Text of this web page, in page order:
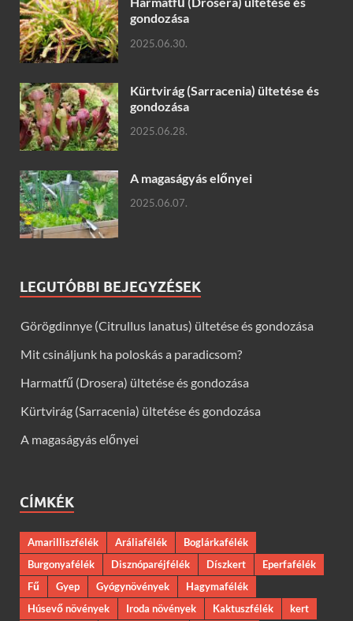
gondozása
2025.06.30.
Kürtvirág (Sarracenia) ültetése és
gondozása
2025.06.28.
A magaságyás előnyei
2025.06.07.
LEGUTÓBBI BEJEGYZÉSEK
Görögdinnye (Citrullus lanatus) ültetése és gondozása
Mit csináljunk ha poloskás a paradicsom?
Harmatfű (Drosera) ültetése és gondozása
Kürtvirág (Sarracenia) ültetése és gondozása
A magaságyás előnyei
CÍMKÉK
Amarilliszfélék Aráliafélék
Boglárkafélék
Burgonyafélék
Disznóparéjfélék Díszkert
Eperfafélék
Fű
Gyep Gyógynövények
Hagymafélék
Húsevő növények
Iroda növények Kaktuszfélék
kert